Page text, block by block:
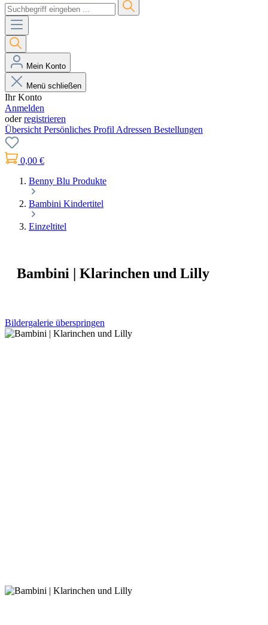
Mein Konto
Menü schließen
Ihr Konto
Anmelden
oderregistrieren
Übersicht Persönliches Profil Adressen Bestellungen
0,00 €
Benny Blu Produkte
Bambini Kindertitel
Einzeltitel
Bambini | Klarinchen und Lilly
Bildergalerie überspringen